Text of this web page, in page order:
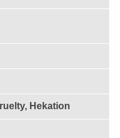
Hekation